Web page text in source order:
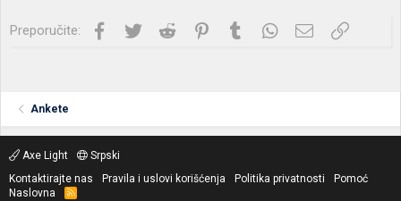
Preporučite: Facebook
Twitter Reddit PinterestTumblrWhatsApp
Imejl Link
Ankete
Axe Light
Srpski
Kontaktirajte nas
Pravila i uslovi korišćenja Politika privatnosti
Pomoć
Naslovna
R